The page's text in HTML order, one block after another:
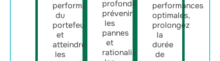
performances
du
portefeuille
et
atteindre
les
profondes,
prévenir
les
pannes
et
rationaliser
performances
optimales,
prolongez
la
durée
de